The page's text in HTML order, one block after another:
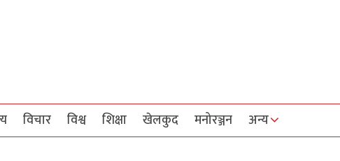
विचार विश्व शिक्षा खेलकुद मनोरञ्जन अन्य